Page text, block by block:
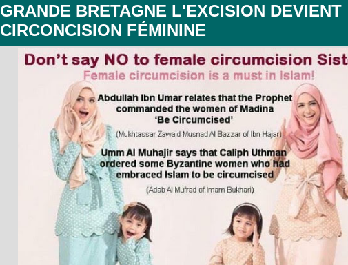
GRANDE BRETAGNE L'EXCISION DEVIENT
CIRCONCISION FÉMININE